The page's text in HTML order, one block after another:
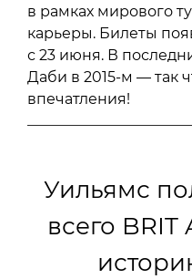
в рамках мирового
карьеры. Билеты
с 23 июня. В
Даби в 2015-м — так
впечатления!
Уильямс
всего